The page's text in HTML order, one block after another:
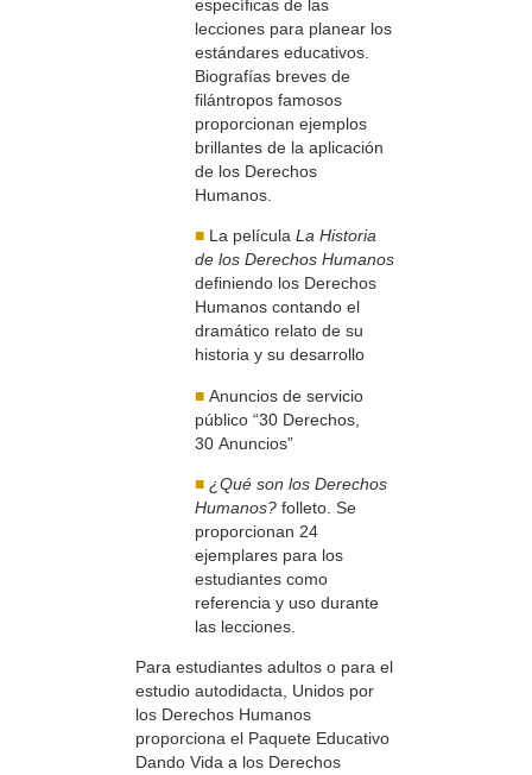
específicas de las
lecciones para planear los
estándares educativos.
Biografías breves de
filántropos famosos
proporcionan ejemplos
brillantes de la aplicación
de los Derechos
Humanos.
■ La película La Historia
de los Derechos Humanos
definiendo los Derechos
Humanos contando el
dramático relato de su
historia y su desarrollo
■ Anuncios de servicio
público “30 Derechos,
30 Anuncios”
■ ¿Qué son los Derechos
Humanos? folleto. Se
proporcionan 24
ejemplares para los
estudiantes como
referencia y uso durante
las lecciones.
Para estudiantes adultos o para el
estudio autodidacta, Unidos por
los Derechos Humanos
proporciona el Paquete Educativo
Dando Vida a los Derechos